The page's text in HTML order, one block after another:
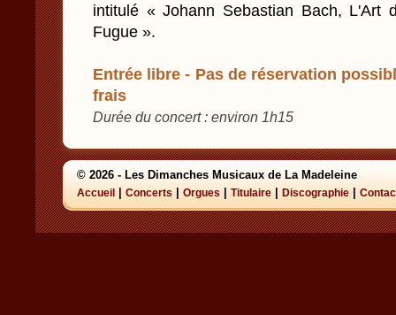
intitulé « Johann Sebastian Bach, L'Art
Fugue ».
Entrée libre - Pas de réservation
frais
Durée du concert : environ 1h15
© 2026 - Les Dimanches Musicaux de La Madeleine
Accueil Concerts Orgues Titulaire Discographie